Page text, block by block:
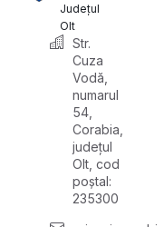
Județul
Olt
Str.
Cuza
Vodă,
numarul
54,
Corabia,
județul
Olt, cod
poștal:
235300